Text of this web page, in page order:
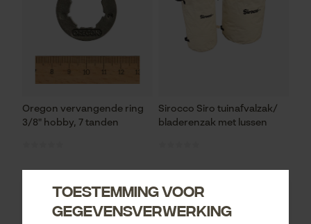
Oregon vervangende ring
3/8" hobby, 7 tanden
Sirocco Siro tuinafvalzak/
bladerenzak met lussen
Toestemming voor
gegevensverwerking